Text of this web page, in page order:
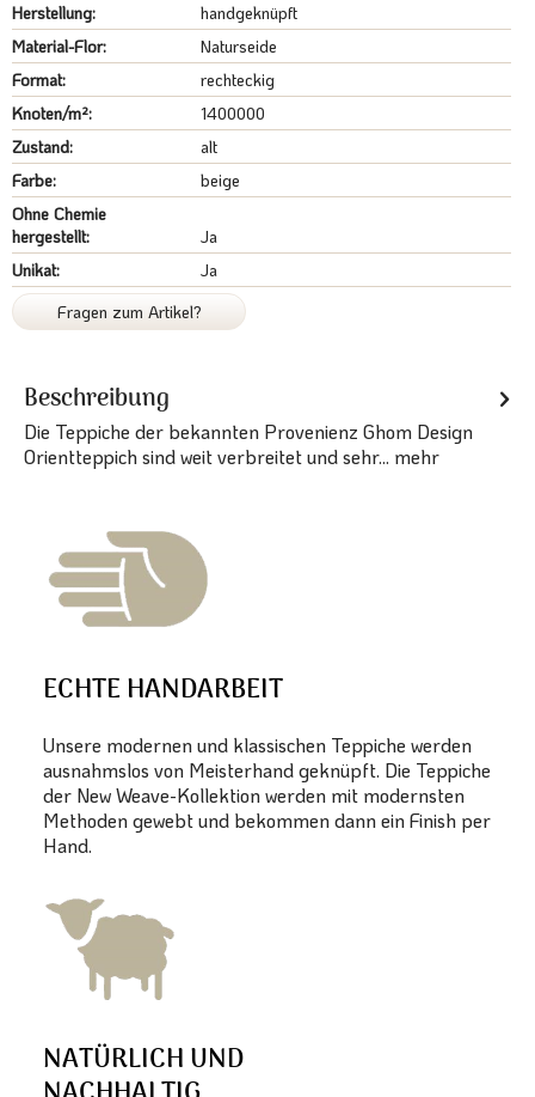
Herstellung:
handgeknüpft
Material-Flor:
Naturseide
Format:
rechteckig
Knoten/m²:
1400000
Zustand:
alt
Farbe:
beige
Ohne Chemie
hergestellt:
Ja
Unikat:
Ja
Fragen zum Artikel?
Beschreibung
Die Teppiche der bekannten Provenienz Ghom Design
Orientteppich sind weit verbreitet und sehr... mehr
ECHTE HANDARBEIT
Unsere modernen und klassischen Teppiche werden
ausnahmslos von Meisterhand geknüpft. Die Teppiche
der New Weave-Kollektion werden mit modernsten
Methoden gewebt und bekommen dann ein Finish per
Hand.
NATÜRLICH UND